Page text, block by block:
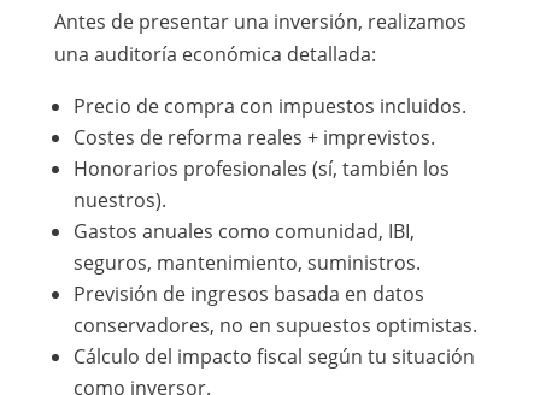
Antes de presentar una inversión, realizamos
una auditoría económica detallada:
Precio de compra con impuestos incluidos.
Costes de reforma reales + imprevistos.
Honorarios profesionales (sí, también los
nuestros).
Gastos anuales como comunidad, IBI,
seguros, mantenimiento, suministros.
Previsión de ingresos basada en datos
conservadores, no en supuestos optimistas.
Cálculo del impacto fiscal según tu situación
como inversor.